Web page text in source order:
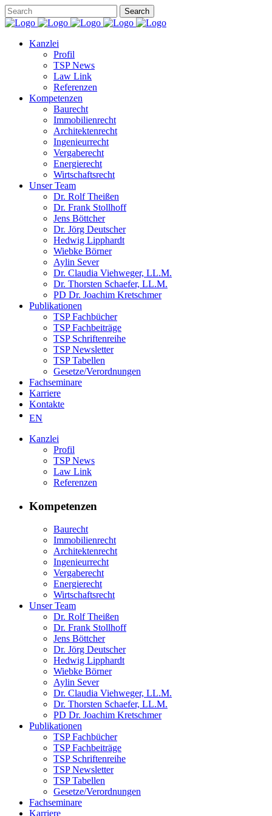
Kanzlei
Profil
TSP News
Law Link
Referenzen
Kompetenzen
Baurecht
Immobilienrecht
Architektenrecht
Ingenieurrecht
Vergaberecht
Energierecht
Wirtschaftsrecht
Unser Team
Dr. Rolf Theißen
Dr. Frank Stollhoff
Jens Böttcher
Dr. Jörg Deutscher
Hedwig Lipphardt
Wiebke Börner
Aylin Sever
Dr. Claudia Viehweger, LL.M.
Dr. Thorsten Schaefer, LL.M.
PD Dr. Joachim Kretschmer
Publikationen
TSP Fachbücher
TSP Fachbeiträge
TSP Schriftenreihe
TSP Newsletter
TSP Tabellen
Gesetze/Verordnungen
Fachseminare
Karriere
Kontakte
EN
Kanzlei
Profil
TSP News
Law Link
Referenzen
Kompetenzen
Baurecht
Immobilienrecht
Architektenrecht
Ingenieurrecht
Vergaberecht
Energierecht
Wirtschaftsrecht
Unser Team
Dr. Rolf Theißen
Dr. Frank Stollhoff
Jens Böttcher
Dr. Jörg Deutscher
Hedwig Lipphardt
Wiebke Börner
Aylin Sever
Dr. Claudia Viehweger, LL.M.
Dr. Thorsten Schaefer, LL.M.
PD Dr. Joachim Kretschmer
Publikationen
TSP Fachbücher
TSP Fachbeiträge
TSP Schriftenreihe
TSP Newsletter
TSP Tabellen
Gesetze/Verordnungen
Fachseminare
Karriere